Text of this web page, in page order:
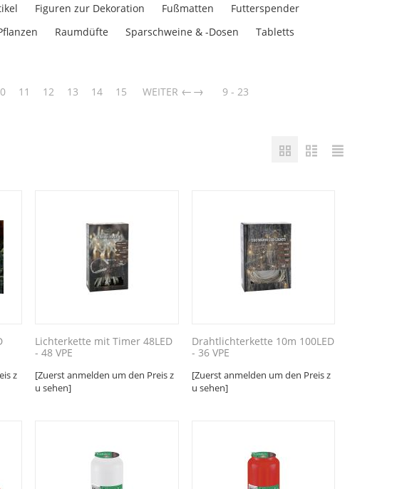
Figuren zur Dekoration Fußmatten
Futterspender
Raumdüfte Sparschweine & -Dosen
Tabletts
11 12 13 14 15 WEITER → 9 - 23
z
Lichterkette mit Timer 48LED
- 48 VPE
[Zuerst anmelden um den Preis z
u sehen]
Drahtlichterkette 10m 100LED
- 36 VPE
[Zuerst anmelden um den Preis z
u sehen]